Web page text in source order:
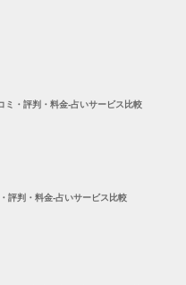
ミ・評判・料金-占いサービス比較
評判・料金-占いサービス比較